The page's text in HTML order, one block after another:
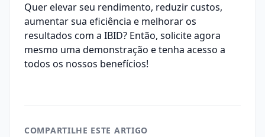
Quer elevar seu rendimento, reduzir custos,
aumentar sua eficiência e melhorar os
resultados com a IBID? Então, solicite agora
mesmo uma demonstração e tenha acesso a
todos os nossos benefícios!
COMPARTILHE ESTE ARTIGO